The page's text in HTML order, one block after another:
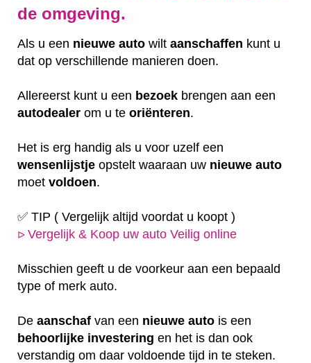
de omgeving.
Als u een nieuwe auto wilt aanschaffen kunt u
dat op verschillende manieren doen.
Allereerst kunt u een bezoek brengen aan een
autodealer om u te oriënteren.
Het is erg handig als u voor uzelf een
wensenlijstje opstelt waaraan uw nieuwe auto
moet voldoen.
✅ TIP ( Vergelijk altijd voordat u koopt )
ᐅ Vergelijk & Koop uw auto Veilig online
Misschien geeft u de voorkeur aan een bepaald
type of merk auto.
De aanschaf van een nieuwe auto is een
behoorlijke investering en het is dan ook
verstandig om daar voldoende tijd in te steken.